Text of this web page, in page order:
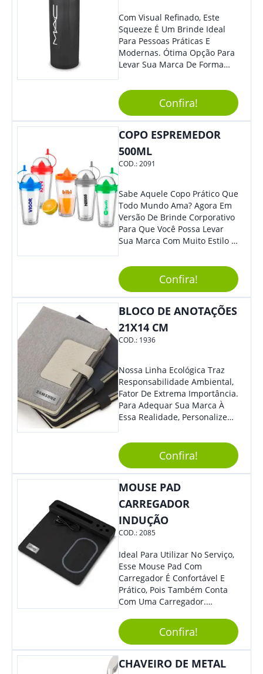
Com Visual Refinado, Este
Squeeze É Um Brinde Ideal
Para Pessoas Práticas E
Modernas. Ótima Opção Para
Levar Sua Marca De Forma
Sua Empresa Em Eventos,
Reuniões Corporativas Ou Até
Mesmo Para Presentear
Colaboradores E Parceiros De
Sua Empresa.
Confira!
COPO ESPREMEDOR
500ML
COD.:2091
Sabe Aquele Copo Prático Que
Todo Mundo Ama? Agora Em
Versão De Brinde Corporativo
Para Que Você Possa Levar
Sua Marca Com Muito Estilo E
Praticidade À Eventos E Feiras
De Exposição.Confira!
BLOCO DE ANOTAÇÕES
21X14 CM
COD.: 1936
Nossa Linha Ecológica Traz
Responsabilidade Ambiental,
Fator De Extrema Importância.
Para Adequar Sua Marca À
Essa Realidade, Personalize
Anotações Com Post-It E
Caneta. Elaborado A Partir De
Material Reciclado, O Brinde
Também É Prático, Tornando-
Se Assim Excelente Para Uso
Cotidiano. Perfeito, Não É?!
Confira!
MOUSE PAD
CARREGADOR
INDUÇÃO
COD.:2085
Ideal Para Utilizar No Serviço,
Esse Mouse Pad Com
Carregador É Confortável E
Prático, Pois Também Conta
Com Uma Carregador.
Resistente, Com A Qualidade
Que Os Colaboradores
Buscam, E O Design É
Moderno, Destacando Ainda
Confira!
CHAVEIRO DE METAL